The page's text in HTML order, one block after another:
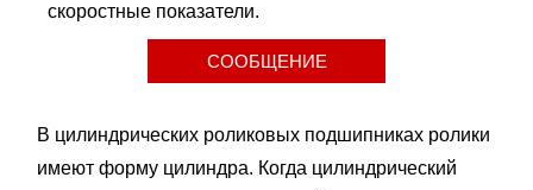
скоростные показатели.
СООБЩЕНИЕ
В цилиндрических роликовых подшипниках ролики
имеют форму цилиндра. Когда цилиндрический